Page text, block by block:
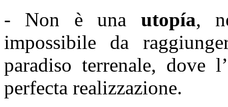
- Non è una utopía,
impossibile da
paradiso terrenale, dove
perfecta realizzazione.